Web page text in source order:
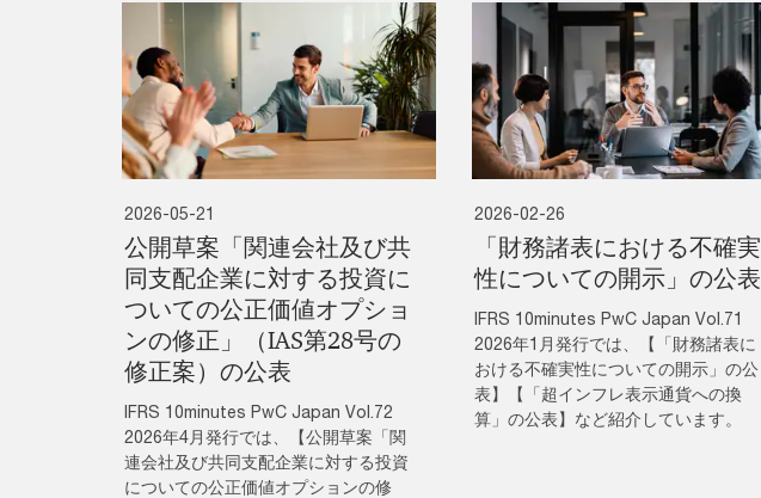
2026-05-21
公開草案「関連会社及び共
同支配企業に対する投資に
ついての公正価値オプショ
ンの修正」（IAS第28号の
修正案）の公表
IFRS 10minutes PwC Japan Vol.72
2026年4月発行では、【公開草案「関
連会社及び共同支配企業に対する投資
についての公正価値オプションの修
2026-02-26
「財務諸表における不確実
性についての開示」の公表
IFRS 10minutes PwC Japan Vol.71
2026年1月発行では、【「財務諸表に
おける不確実性についての開示」の公
表】【「超インフレ表示通貨への換
算」の公表】など紹介しています。